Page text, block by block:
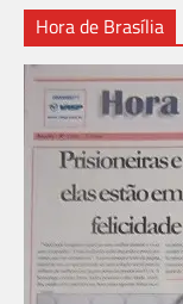
Hora de Brasília